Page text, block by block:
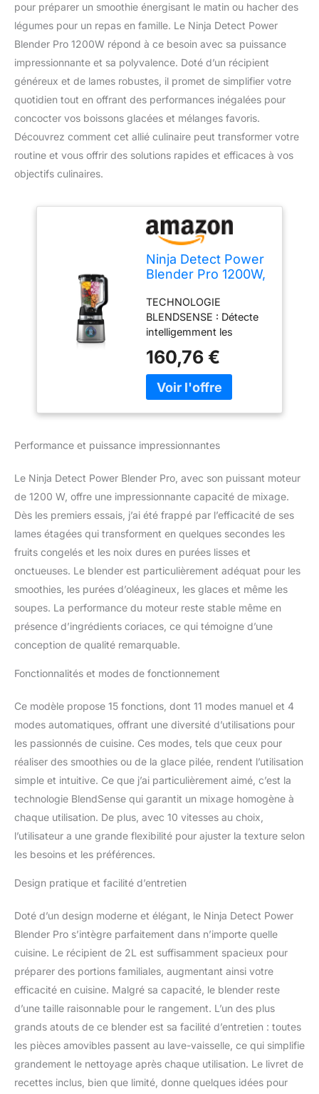
pour préparer un smoothie énergisant le matin ou hacher des
légumes pour un repas en famille. Le Ninja Detect Power
Blender Pro 1200W répond à ce besoin avec sa puissance
impressionnante et sa polyvalence. Doté d’un récipient
généreux et de lames robustes, il promet de simplifier votre
quotidien tout en offrant des performances inégalées pour
concocter vos boissons glacées et mélanges favoris.
Découvrez comment cet allié culinaire peut transformer votre
routine et vous offrir des solutions rapides et efficaces à vos
objectifs culinaires.
Ninja Detect Power
Blender Pro 1200W,
TB201EU
TECHNOLOGIE
BLENDSENSE : Détecte
intelligemment les
portions et la glace, puis
ajuste automatiquement
la vitesse, le temps et les
SMOOTHIES : Les lames
hachent, réduisent en
purée, mélangent et
mixent facilement. Faites
smoothies, du lait
d'avoine, de la nourriture
pour bébé et bien plus
encore CADRAN DE
DÉTECTION : Le cadran
de contrôler entièrement
le mixage, le hachage,
modes (11 manuels et 4
Comprend également un
minuteur et une
liquide MODES AUTO,
MANUEL et PRÉRÉGLÉ :
Les mixeurs Ninja Detect
vous permettent de
prendre le contrôle de
votre cuisine. Profitez de
la technologie
automatique
vitesses et des modes
INCLUS : Ninja Detect
Power Blender, base
récipient avec couvercle,
lame Ninja Detect Total
Crushing pour écraser et
hacher, guides de
démarrage rapide et de
Couleur : Noir Les
dimensions sont : H :
44,5 cm x L : 21 cm x P :
160,76 €
Performance et puissance impressionnantes
Le Ninja Detect Power Blender Pro, avec son puissant moteur
de 1200 W, offre une impressionnante capacité de mixage.
Dès les premiers essais, j’ai été frappé par l’efficacité de ses
lames étagées qui transforment en quelques secondes les
fruits congelés et les noix dures en purées lisses et
onctueuses. Le blender est particulièrement adéquat pour les
smoothies, les purées d’oléagineux, les glaces et même les
soupes. La performance du moteur reste stable même en
présence d’ingrédients coriaces, ce qui témoigne d’une
conception de qualité remarquable.
Fonctionnalités et modes de fonctionnement
Ce modèle propose 15 fonctions, dont 11 modes manuel et 4
modes automatiques, offrant une diversité d’utilisations pour
les passionnés de cuisine. Ces modes, tels que ceux pour
réaliser des smoothies ou de la glace pilée, rendent l’utilisation
simple et intuitive. Ce que j’ai particulièrement aimé, c’est la
technologie BlendSense qui garantit un mixage homogène à
chaque utilisation. De plus, avec 10 vitesses au choix,
l’utilisateur a une grande flexibilité pour ajuster la texture selon
les besoins et les préférences.
Design pratique et facilité d’entretien
Doté d’un design moderne et élégant, le Ninja Detect Power
Blender Pro s’intègre parfaitement dans n’importe quelle
cuisine. Le récipient de 2L est suffisamment spacieux pour
préparer des portions familiales, augmentant ainsi votre
efficacité en cuisine. Malgré sa capacité, le blender reste
d’une taille raisonnable pour le rangement. L’un des plus
grands atouts de ce blender est sa facilité d’entretien : toutes
les pièces amovibles passent au lave-vaisselle, ce qui simplifie
grandement le nettoyage après chaque utilisation. Le livret de
recettes inclus, bien que limité, donne quelques idées pour